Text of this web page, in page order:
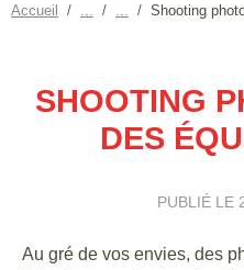
Accueil Shooting
SHOOTING
DES
PUBLIÉ LE
Au gré de vos envies, des